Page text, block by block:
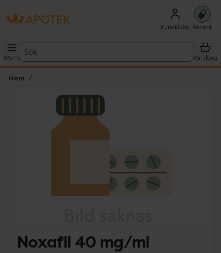
Kundklubb Recept
Meny
Sök
Varukorg
Hem
Lista: . Innehåller 1 objekt.
Noxafil 40 mg/ml